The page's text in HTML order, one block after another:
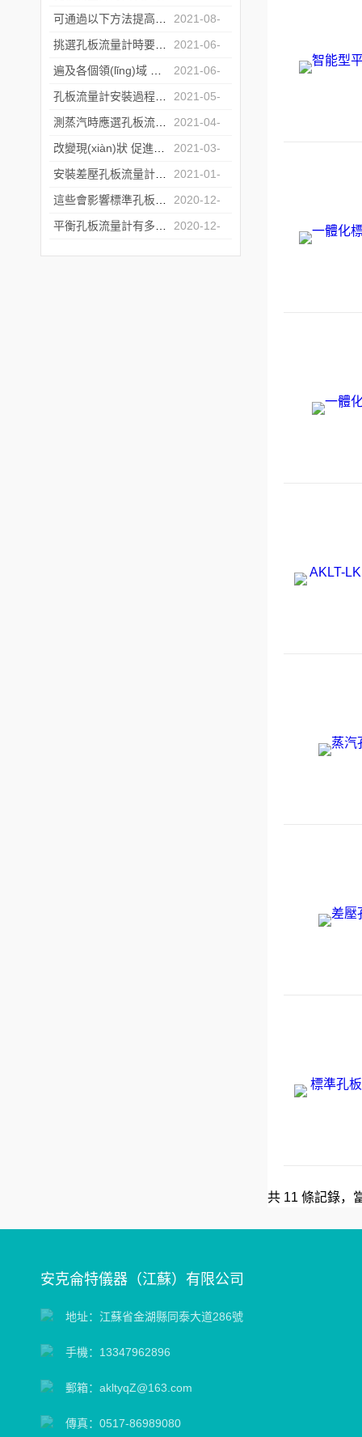
18
2021-08-
03
2021-06-
28
2021-06-
07
2021-05-
31
2021-04-
07
2021-03-
09
2021-01-
26
2020-12-
16
2020-12-
共 11 條記錄，
安克侖特儀器（江蘇）有限公司
地址：江蘇省金湖縣同泰大道286號
手機：13347962896
郵箱：akltyqZ@163.com
傳真：0517-86989080